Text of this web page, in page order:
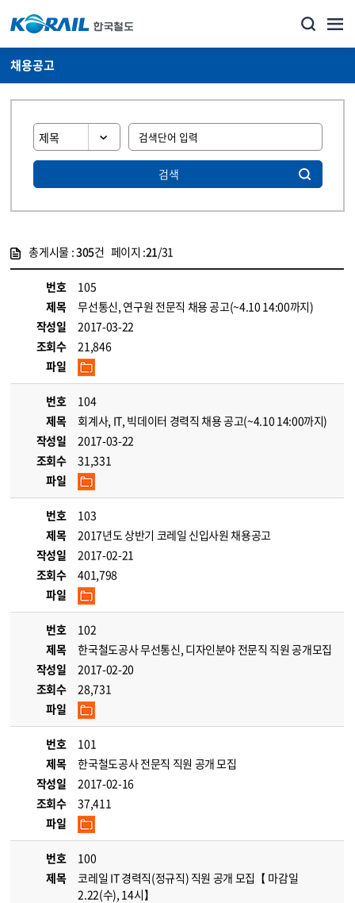
채용공고
검색
총게시물 :305건 페이지 :21/31
번호
105
제목
무선통신, 연구원 전문직 채용 공고(~4.10 14:00까지)
작성일
2017-03-22
조회수
21,846
파일
번호
104
제목
회계사, IT, 빅데이터 경력직 채용 공고(~4.10 14:00까지)
작성일
2017-03-22
조회수
31,331
파일
번호
103
제목
2017년도 상반기 코레일 신입사원 채용공고
작성일
2017-02-21
조회수
401,798
파일
번호
102
제목
한국철도공사 무선통신, 디자인분야 전문직 직원 공개모집
작성일
2017-02-20
조회수
28,731
파일
번호
101
제목
한국철도공사 전문직 직원 공개 모집
작성일
2017-02-16
조회수
37,411
파일
번호
100
제목
코레일 IT 경력직(정규직) 직원 공개 모집【 마감일
2.22(수), 14시】